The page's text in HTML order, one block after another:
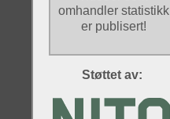
omhandler statistikk
er publisert!
Støttet av: